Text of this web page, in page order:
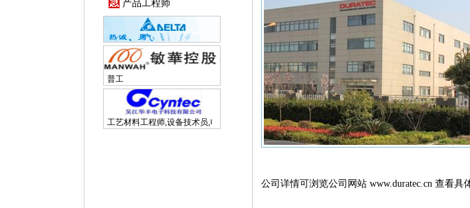
产品工程师
普工
工艺材料工程师,设备技术员,电子研发工程师
公司详情可浏览公司网站 www.duratec.cn 查看具